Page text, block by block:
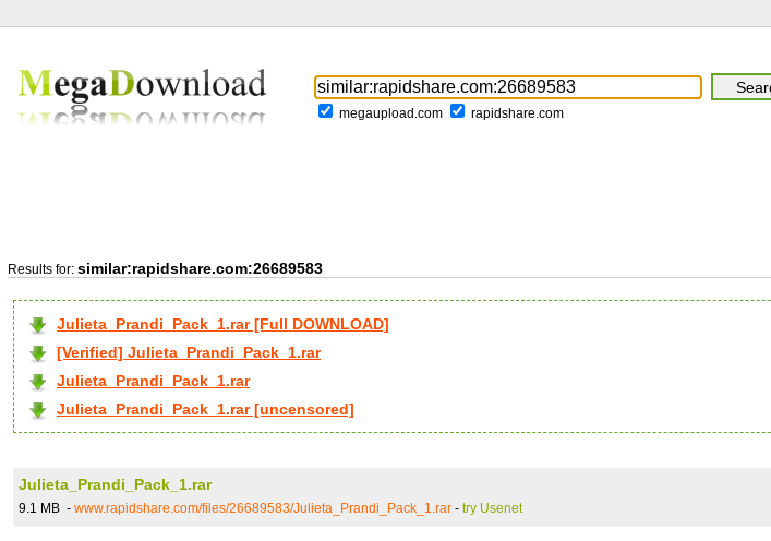
megaupload.com rapidshare.com
Results for: similar:rapidshare.com:26689583
Julieta_Prandi_Pack_1.rar [Full DOWNLOAD]
[Verified] Julieta_Prandi_Pack_1.rar
Julieta_Prandi_Pack_1.rar
Julieta_Prandi_Pack_1.rar [uncensored]
Julieta_Prandi_Pack_1.rar
9.1 MB - www.rapidshare.com/files/26689583/Julieta_Prandi_Pack_1.rar - try Usenet